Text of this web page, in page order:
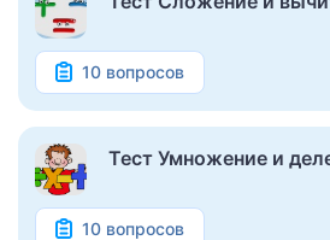
10 вопросов
Тест Умножение и
10 вопросов